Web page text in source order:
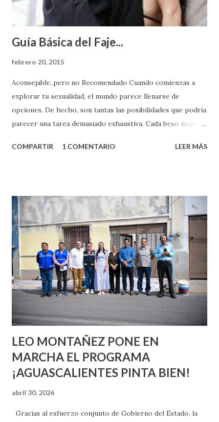
Guía Básica del Faje...
febrero 20, 2015
Aconsejable..pero no Recomendado Cuando comienzas a
explorar tu sexualidad, el mundo parece llenarse de
opciones. De hecho, son tantas las posibilidades que podría
parecer una tarea demasiado exhaustiva. Cada beso incita
partes de ti que jamás hubieras imaginado. El problema es
conoces ni la mitad de lo que deberías saber. Pero incluso
quienes ya han tenido relaciones sexuales no son expertos
o expertas en el tema. Siempre hay algo nuevo que
aprender y nuevas experiencias que conocer. Si eres una
chica y aún no has tenido relaciones sexuales, tal vez
pienses que el sexo será increíble y no puedas esperar para
experimentarlo, pero como cualquier persona con
experiencia te dirá, siempre es mejor cuando ambas partes
son suficientemen...
COMPARTIR 1 COMENTARIO LEER MÁS
LEO MONTAÑEZ PONE EN
MARCHA EL PROGRAMA
¡AGUASCALIENTES PINTA BIEN!
abril 30, 2026
Gracias al esfuerzo conjunto de Gobierno del Estado, la